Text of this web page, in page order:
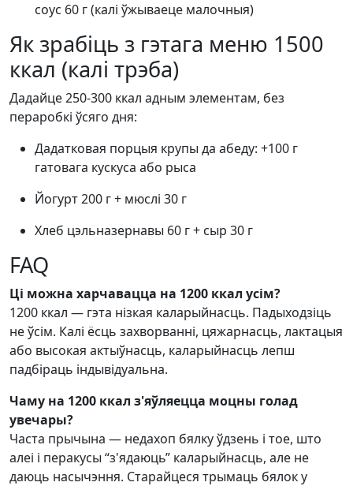
соус 60 г (калі ўжываеце малочныя)
Як зрабіць з гэтага меню 1500
ккал (калі трэба)
Дадайце 250-300 ккал адным элементам, без
пераробкі ўсяго дня:
Дадатковая порцыя крупы да абеду: +100 г
гатовага кускуса або рыса
Йогурт 200 г + мюслі 30 г
Хлеб цэльназернавы 60 г + сыр 30 г
FAQ
Ці можна харчавацца на 1200 ккал усім?
1200 ккал — гэта нізкая каларыйнасць. Падыходзіць
не ўсім. Калі ёсць захворванні, цяжарнасць, лактацыя
або высокая актыўнасць, каларыйнасць лепш
падбіраць індывідуальна.
Чаму на 1200 ккал з'яўляецца моцны голад
увечары?
Часта прычына — недахоп бялку ўдзень і тое, што
алеі і перакусы “з'ядаюць” каларыйнасць, але не
даюць насычэння. Старайцеся трымаць бялок у